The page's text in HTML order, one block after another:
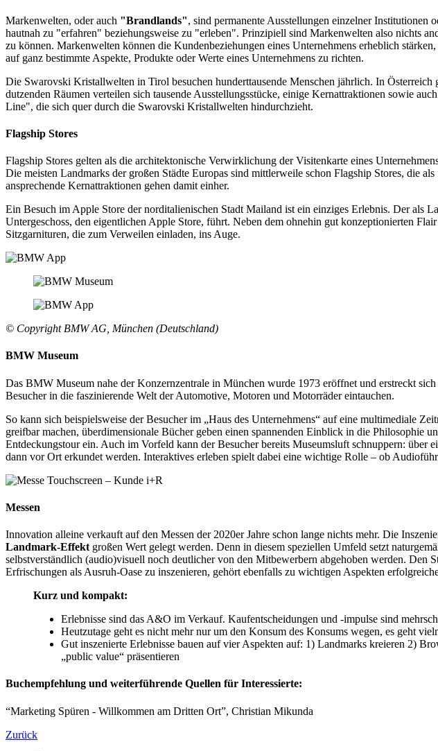
Markenwelten, oder auch "Brandlands", sind permanente Ausstellungen einzelner Institutionen
hautnah zu "erfahren" beziehungsweise zu "erleben". Prinzipiell sind Markenwelten also nichts
zu können. Markenwelten können die Kundenbeziehungen eines Unternehmens erheblich
auf ganz bestimmte Aspekte, Produkte oder Werte eines Unternehmens zu richten.
Die Swarovski Kristallwelten in Tirol besuchen hunderttausende Menschen jährlich. In
dutzenden Räumen verteilen sich tausende Ausstellungsstücke, einige Kernattraktionen sowie
Line", die sich quer durch die Swarovski Kristallwelten hindurchzieht.
Flagship Stores
Flagship Stores gelten als die architektonische Verwirklichung der Visitenkarte eines
Die meisten Landmarks der großen Städte Europas sind mittlerweile schon Flagship Stores, die
ansprechende Kernattraktionen gehen damit einher.
Ein Besuch im Apple Store der norditalienischen Stadt Mailand ist ein einziges Erlebnis. Der als
Untergeschoss, den eigentlichen Apple Store, führt. Neben dem ohnehin gut konzeptionierten
Sitzgarnituren, die zum Verweilen einladen, ins Auge.
© Copyright BMW AG, München (Deutschland)
BMW Museum
Das BMW Museum nahe der Konzernzentrale in München wurde 1973 eröffnet und erstreckt
Besucher in die faszinierende Welt der Automotive, Motoren und Motorräder eintauchen.
So kann sich beispielsweise der Besucher im „Haus des Unternehmens“ auf eine multimediale
greifbar machen, überdimensionale Bücher geben einen spannenden Einblick in die Philosophie
Entdeckungstour ein. Auch im Vorfeld kann der Besucher bereits Museumsluft schnuppern: über
dann vor Ort erkundet werden. Interaktives erleben spielt dabei eine wichtige Rolle – ob
Messen
Innovation alleine verkauft auf den Messen der 2020er Jahre schon lange nichts mehr. Die
Landmark-Effekt großen Wert gelegt werden. Denn in diesem speziellen Umfeld setzt
selbstverständlich (audio)visuell noch deutlicher von den Mitbewerbern abgehoben werden. Den
Erfrischungen als Ausruh-Oase zu inszenieren, gehört ebenfalls zu wichtigen Aspekten
Kurz und kompakt:
Erlebnisse sind das A&O im Verkauf. Kaufentscheidungen und -impulse sind
Heutzutage geht es nicht mehr nur um den Konsum des Konsums wegen, es geht
Gut inszenierte Erlebnisse bauen auf vier Aspekten auf: 1) Landmarks kreieren 2)
„public value“ präsentieren
Buchempfehlung und weiterführende Quellen für Interessierte:
“Marketing Spüren - Willkommen am Dritten Ort”, Christian Mikunda
Zurück